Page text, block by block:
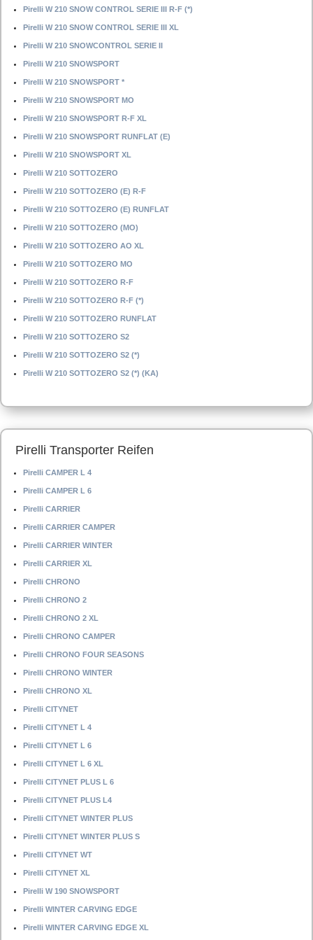
Pirelli W 210 SNOW CONTROL SERIE III R-F (*)
Pirelli W 210 SNOW CONTROL SERIE III XL
Pirelli W 210 SNOWCONTROL SERIE II
Pirelli W 210 SNOWSPORT
Pirelli W 210 SNOWSPORT *
Pirelli W 210 SNOWSPORT MO
Pirelli W 210 SNOWSPORT R-F XL
Pirelli W 210 SNOWSPORT RUNFLAT (E)
Pirelli W 210 SNOWSPORT XL
Pirelli W 210 SOTTOZERO
Pirelli W 210 SOTTOZERO (E) R-F
Pirelli W 210 SOTTOZERO (E) RUNFLAT
Pirelli W 210 SOTTOZERO (MO)
Pirelli W 210 SOTTOZERO AO XL
Pirelli W 210 SOTTOZERO MO
Pirelli W 210 SOTTOZERO R-F
Pirelli W 210 SOTTOZERO R-F (*)
Pirelli W 210 SOTTOZERO RUNFLAT
Pirelli W 210 SOTTOZERO S2
Pirelli W 210 SOTTOZERO S2 (*)
Pirelli W 210 SOTTOZERO S2 (*) (KA)
Pirelli Transporter Reifen
Pirelli CAMPER L 4
Pirelli CAMPER L 6
Pirelli CARRIER
Pirelli CARRIER CAMPER
Pirelli CARRIER WINTER
Pirelli CARRIER XL
Pirelli CHRONO
Pirelli CHRONO 2
Pirelli CHRONO 2 XL
Pirelli CHRONO CAMPER
Pirelli CHRONO FOUR SEASONS
Pirelli CHRONO WINTER
Pirelli CHRONO XL
Pirelli CITYNET
Pirelli CITYNET L 4
Pirelli CITYNET L 6
Pirelli CITYNET L 6 XL
Pirelli CITYNET PLUS L 6
Pirelli CITYNET PLUS L4
Pirelli CITYNET WINTER PLUS
Pirelli CITYNET WINTER PLUS S
Pirelli CITYNET WT
Pirelli CITYNET XL
Pirelli W 190 SNOWSPORT
Pirelli WINTER CARVING EDGE
Pirelli WINTER CARVING EDGE XL